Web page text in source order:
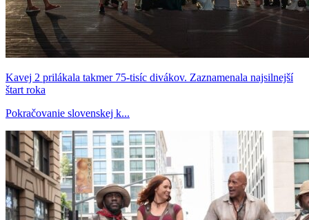
Kavej 2 prilákala takmer 75-tisíc divákov. Zaznamenala najsilnejší
štart roka
Pokračovanie slovenskej k...